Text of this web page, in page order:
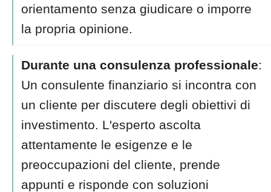
orientamento senza giudicare o imporre
la propria opinione.
Durante una consulenza professionale:
Un consulente finanziario si incontra con
un cliente per discutere degli obiettivi di
investimento. L'esperto ascolta
attentamente le esigenze e le
preoccupazioni del cliente, prende
appunti e risponde con soluzioni